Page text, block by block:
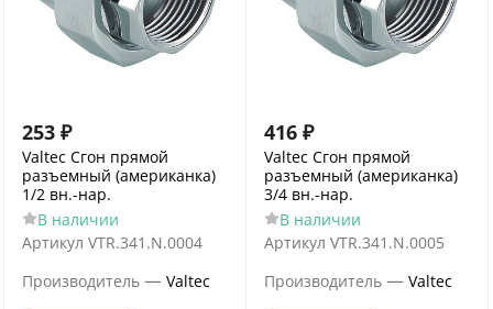
253 ₽
Valtec Сгон прямой
разъемный (американка)
1/2 вн.-нар.
В наличии
Артикул VTR.341.N.0004
Производитель — Valtec
416 ₽
Valtec Сгон прямой
разъемный (американка)
3/4 вн.-нар.
В наличии
Артикул VTR.341.N.0005
Производитель — Valtec